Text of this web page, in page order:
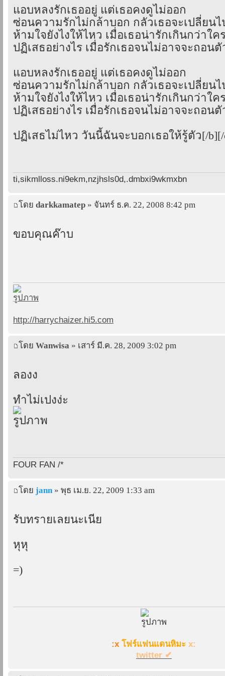
แอบหลงรักเธออยู่ แต่เธอคงดูไม่ออก
ซ่อนความรักไม่กล้าบอก กลัวเธอจะเปลี่ยนไ
ห้ามใจยังไงให้ไหว เมื่อเธอน่ารักเกินกว่าใค
ปฏิเสธอย่างไร เมื่อรักเธอจนไม่อาจจะถอนตั
แอบหลงรักเธออยู่ แต่เธอคงดูไม่ออก
ซ่อนความรักไม่กล้าบอก กลัวเธอจะเปลี่ยนไ
ห้ามใจยังไงให้ไหว เมื่อเธอน่ารักเกินกว่าใค
ปฏิเสธอย่างไร เมื่อรักเธอจนไม่อาจจะถอนตั
ปฏิเสธไม่ไหว วันนี้ฉันจะบอกเธอให้รู้ตัว[/b][/
ti,sikmlloss.ni9ekm,nzjhsls0d,.dmbxi9wkmxbn
โดย darkkamatep » จันทร์ ธ.ค. 22, 2008 8:42 pm
ขอบคุณค๊าบ
http://harrychaizer.hi5.com
โดย Wanwisa » เสาร์ มี.ค. 28, 2009 3:02 pm
ลองง
ทำไม่เปงง่ะ
FOUR FAN /*
โดย jann» พุธ เม.ย. 22, 2009 1:33 am
รับทรายเลยนะเนี่ย
หุหุ
=)
:x โฟร์แฟนแดนหิมะ x:
twitter ✔